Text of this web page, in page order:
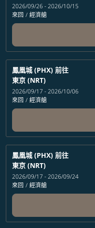
2026/09/26 - 2026/10/15
來回 / 經濟艙
鳳凰城 (PHX) 前往
東京 (NRT)
2026/09/17 - 2026/10/06
來回 / 經濟艙
鳳凰城 (PHX) 前往
東京 (NRT)
2026/09/17 - 2026/09/24
來回 / 經濟艙